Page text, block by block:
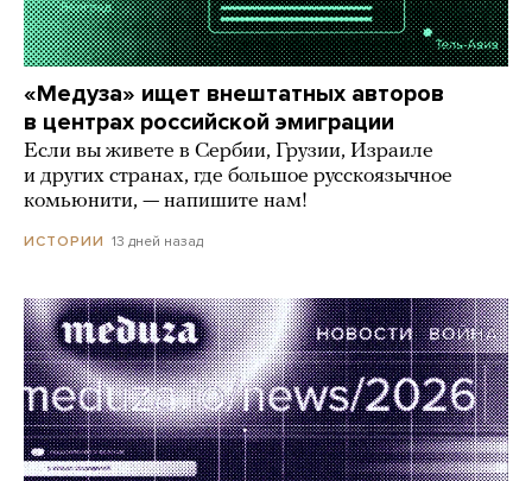
«Медуза» ищет внештатных авторов
в центрах российской эмиграции
Если вы живете в Сербии, Грузии, Израиле
и других странах, где большое русскоязычное
комьюнити, — напишите нам!
ИСТОРИИ 13 дней назад